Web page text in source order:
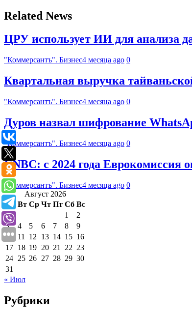
Related News
ЦРУ использует ИИ для анализа
"Коммерсантъ". Бизнес4 месяца ago 0
Квартальная выручка
"Коммерсантъ". Бизнес4 месяца ago 0
Дуров назвал шифрование
"Коммерсантъ". Бизнес4 месяца ago 0
CNBC: с 2024 года Еврокомиссия
"Коммерсантъ". Бизнес4 месяца ago 0
Август 2026
Пн Вт Ср Чт Пт Сб Вс
1
2
3
4 5 6 7 8
9
10 11 12 13 14 15 16
17 18 19 20 21 22 23
24 25 26 27 28 29 30
31
« Июл
Рубрики